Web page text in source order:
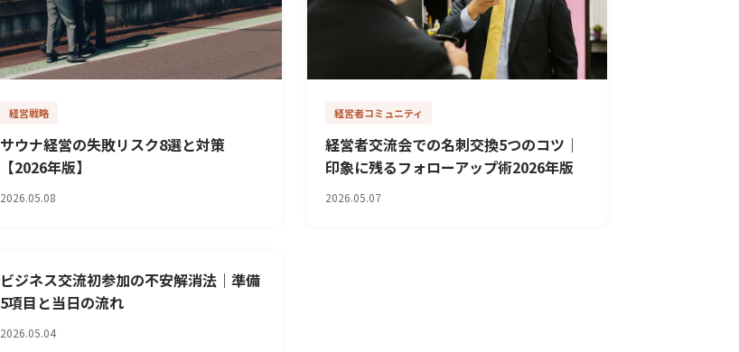
経営戦略
サウナ経営の失敗リスク8選と対策
【2026年版】
2026.05.08
経営者コミュニティ
経営者交流会での名刺交換5つのコツ｜
印象に残るフォローアップ術2026年版
2026.05.07
ビジネス交流初参加の不安解消法｜準備
5項目と当日の流れ
2026.05.04